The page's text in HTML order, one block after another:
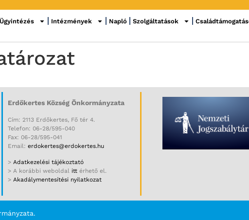
Ügyintézés Intézmények Napló Szolgáltatások
Erdőkertes Község Önkormányzata
Cím: 2113 Erdőkertes, Fő tér 4.
Telefon: 06-28/595-040
Fax: 06-28/595-041
Email: erdokertes@erdokertes.hu
> Adatkezelési tájékoztató
> A korábbi weboldal itt érhető el.
> Akadálymentesítési nyilatkozat